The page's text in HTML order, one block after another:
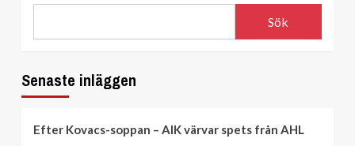
Sök
Senaste inläggen
Efter Kovacs-soppan – AIK värvar spets från AHL